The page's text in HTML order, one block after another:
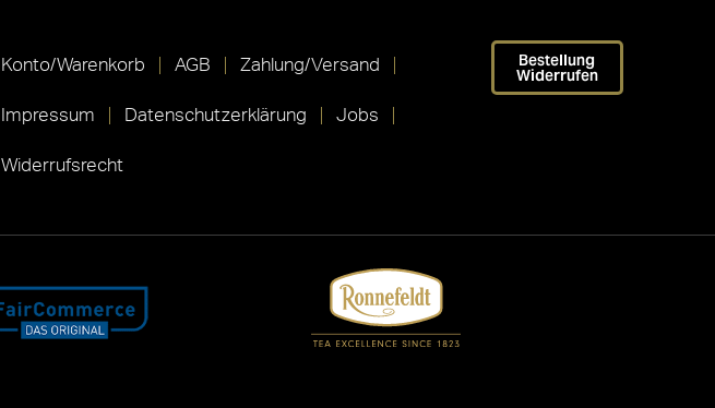
Konto/Warenkorb AGB Zahlung/Versand
Impressum Datenschutzerklärung Jobs
Widerrufsrecht
Bestellung
Widerrufen